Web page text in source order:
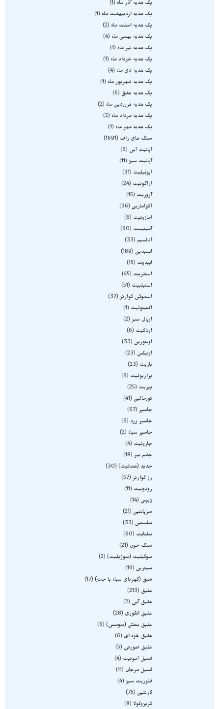
پک هدیه آذر ماه
1
پک هدیه اردیبهشت ماه
1
پک هدیه اسفند ماه
2
پک هدیه بهمن ماه
4
پک هدیه تیر ماه
1
پک هدیه خرداد ماه
1
پک هدیه دی ماه
4
پک هدیه شهریور ماه
1
پک هدیه عشق
6
پک هدیه فروردین ماه
2
پک هدیه مرداد ماه
2
پک هدیه مهر ماه
1
سنگ های راف
1691
آپاتیت آبی
6
آپاتیت سبز 11
آپوفیلیت
31
آراگونیت
24
آزوریت
15
آکوامارین 36
آمازونیت
6
آمیتیست
90
آنالسیم
33
ابسیدین 189
اپیدوت
15
استلریت
45
استیلبیت
51
اسموکی کوارتز 37
اکتینولیت
1
اوپال سبز 2
اوناکیت
6
اونتورین 33
اونیکس
23
باریت
23
پرازیولیت
9
پیریت
25
تورمالین 41
جاسپر 67
جاسپر زرد
6
جاسپر سیاه
2
چاروئیت
4
چشم ببر 18
حدید (هماتیت) 30
رز کوارتز 57
رودونیت
11
ژیپس
14
سرپانتین 21
سلستین 33
سلنایت
60
سنگ خون
21
سوگیلیت (سوژیلیت) 2
سیترین 19
شبق (کهربای سیاه یا جت) 17
عقیق
213
عقیق آبی
2
عقیق انگوری
28
عقیق بنفش (سوسنی) 6
عقیق خزه ای
6
عقیق صورتی
5
فسیل آمونیت
4
فسیل مرجان
11
فلوریت سبز 4
کارنلین 75
کریزوکولا
8